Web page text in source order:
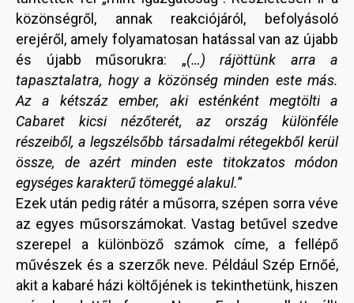
közönségről, annak reakciójáról, befolyásoló
erejéről, amely folyamatosan hatással van az újabb
és újabb műsorukra: „(…) rájöttünk arra a
tapasztalatra, hogy a közönség minden este más.
Az a kétszáz ember, aki esténként megtölti a
Cabaret kicsi nézőterét, az ország különféle
részeiből, a legszélsőbb társadalmi rétegekből kerül
össze, de azért minden este titokzatos módon
egységes karakterű tömeggé alakul.”
Ezek után pedig rátér a műsorra, szépen sorra véve
az egyes műsorszámokat. Vastag betűvel szedve
szerepel a különböző számok címe, a fellépő
művészek és a szerzők neve. Például Szép Ernőé,
akit a kabaré házi költőjének is tekinthetünk, hiszen